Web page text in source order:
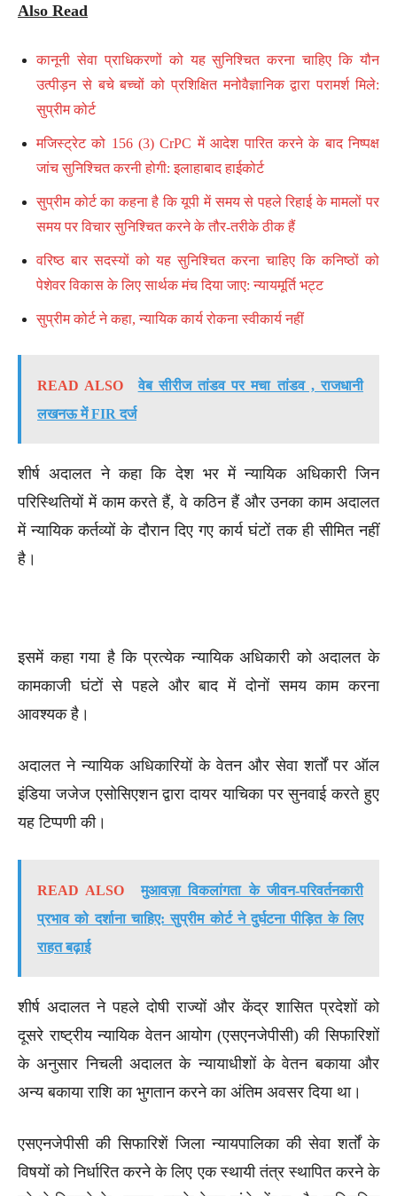
Also Read
कानूनी सेवा प्राधिकरणों को यह सुनिश्चित करना चाहिए कि यौन
उत्पीड़न से बचे बच्चों को प्रशिक्षित मनोवैज्ञानिक द्वारा परामर्श मिले:
सुप्रीम कोर्ट
मजिस्ट्रेट को 156 (3) CrPC में आदेश पारित करने के बाद निष्पक्ष
जांच सुनिश्चित करनी होगी: इलाहाबाद हाईकोर्ट
सुप्रीम कोर्ट का कहना है कि यूपी में समय से पहले रिहाई के मामलों पर
समय पर विचार सुनिश्चित करने के तौर-तरीके ठीक हैं
वरिष्ठ बार सदस्यों को यह सुनिश्चित करना चाहिए कि कनिष्ठों को
पेशेवर विकास के लिए सार्थक मंच दिया जाए: न्यायमूर्ति भट्ट
सुप्रीम कोर्ट ने कहा, न्यायिक कार्य रोकना स्वीकार्य नहीं
READ ALSO
वेब सीरीज तांडव पर मचा तांडव , राजधानी
लखनऊ में FIR दर्ज
शीर्ष अदालत ने कहा कि देश भर में न्यायिक अधिकारी जिन
परिस्थितियों में काम करते हैं, वे कठिन हैं और उनका काम अदालत
में न्यायिक कर्तव्यों के दौरान दिए गए कार्य घंटों तक ही सीमित नहीं
है।
इसमें कहा गया है कि प्रत्येक न्यायिक अधिकारी को अदालत के
कामकाजी घंटों से पहले और बाद में दोनों समय काम करना
आवश्यक है।
अदालत ने न्यायिक अधिकारियों के वेतन और सेवा शर्तों पर ऑल
इंडिया जजेज एसोसिएशन द्वारा दायर याचिका पर सुनवाई करते हुए
यह टिप्पणी की।
READ ALSO
मुआवज़ा विकलांगता के जीवन-परिवर्तनकारी
प्रभाव को दर्शाना चाहिए: सुप्रीम कोर्ट ने दुर्घटना पीड़ित के लिए
राहत बढ़ाई
शीर्ष अदालत ने पहले दोषी राज्यों और केंद्र शासित प्रदेशों को
दूसरे राष्ट्रीय न्यायिक वेतन आयोग (एसएनजेपीसी) की सिफारिशों
के अनुसार निचली अदालत के न्यायाधीशों के वेतन बकाया और
अन्य बकाया राशि का भुगतान करने का अंतिम अवसर दिया था।
एसएनजेपीसी की सिफारिशें जिला न्यायपालिका की सेवा शर्तों के
विषयों को निर्धारित करने के लिए एक स्थायी तंत्र स्थापित करने के